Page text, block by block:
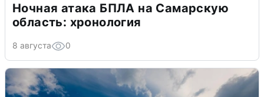
Ночная атака БПЛА на Самарскую
область: хронология
8 августа 0